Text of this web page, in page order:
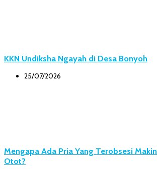
KKN Undiksha Ngayah di Desa Bonyoh
25/07/2026
Mengapa Ada Pria Yang Terobsesi
Otot?